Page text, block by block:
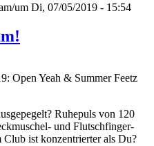
um Di, 07/05/2019 - 15:54
Open Yeah & Summer Feetz
Ruhepuls von 120
und Flutschfinger-
Club ist konzentrierter als Du?